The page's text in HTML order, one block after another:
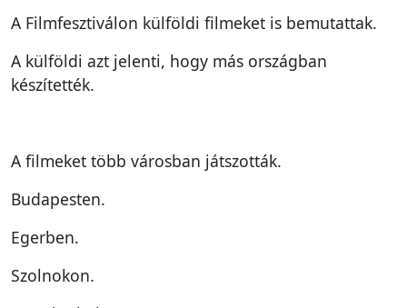
A Filmfesztiválon külföldi filmeket is bemutattak.
A külföldi azt jelenti, hogy más országban
készítették.
A filmeket több városban játszották.
Budapesten.
Egerben.
Szolnokon.